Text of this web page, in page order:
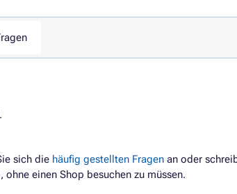
.
sich die häufig gestellten Fragen an oder
einen Shop besuchen zu müssen.